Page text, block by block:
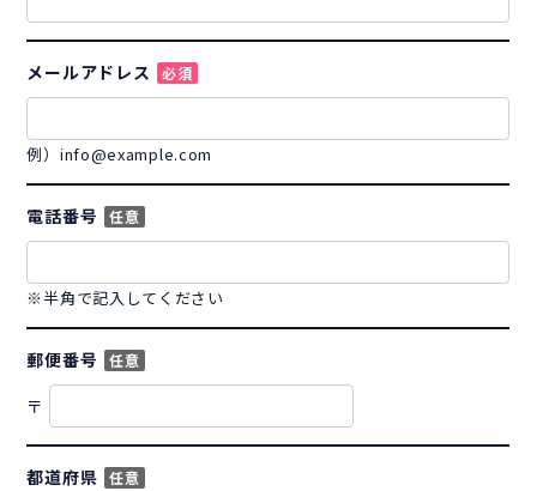
メールアドレス 必須
例）info@example.com
電話番号 任意
※半角で記入してください
郵便番号 任意
〒
都道府県 任意